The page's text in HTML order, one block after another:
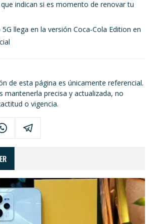
indican si es momento de renovar tu
llega en la versión Coca-Cola Edition en
de esta página es únicamente referencial.
mantenerla precisa y actualizada, no
o vigencia.